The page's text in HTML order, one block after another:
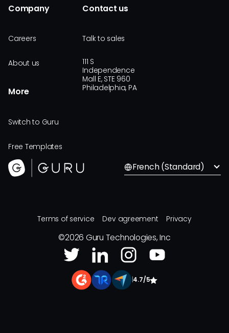
Company
Careers
About us
More
Switch to Guru
Free Templates
Contact us
Talk to sales
111 S
Independence
Mall E, STE 960
Philadelphia, PA
French (Standard)
Terms of service Dev agreement Privacy
©2026 Guru Technologies, Inc
4.7/5